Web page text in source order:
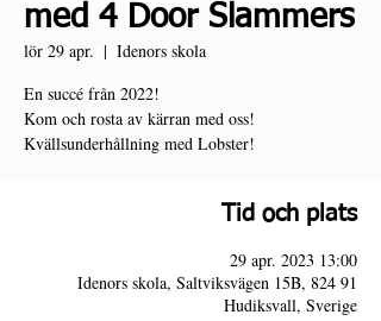
med 4 Door Slammers
lör 29 apr.
  |
Idenors skola
En succé från 2022!
Kom och rosta av kärran med oss!
Kvällsunderhållning med Lobster!
Tid och plats
29 apr. 2023 13:00
Idenors skola, Saltviksvägen 15B, 824 91
Hudiksvall, Sverige